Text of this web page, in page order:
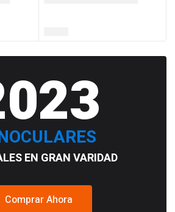
EN GRAN VARIDAD
Comprar Ahora